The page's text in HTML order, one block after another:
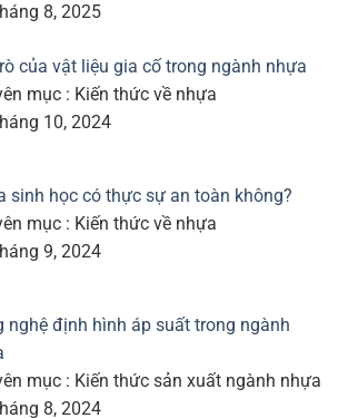
8, 2025
của vật liệu gia cố trong ngành nhựa
mục : Kiến thức về nhựa
10, 2024
sinh học có thực sự an toàn không?
mục : Kiến thức về nhựa
9, 2024
nghệ định hình áp suất trong ngành
mục : Kiến thức sản xuất ngành nhựa
8, 2024